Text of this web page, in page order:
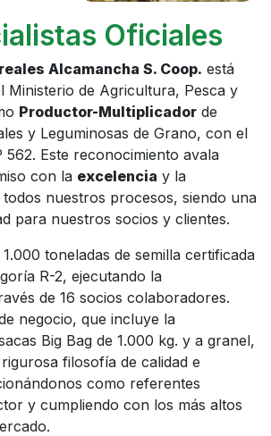
Oficiales
Alcamancha S. Coop. está
Ministerio de Agricultura, Pesca y
Productor-Multiplicador de
y Leguminosas de Grano, con el
562. Este reconocimiento avala
con la excelencia y la
nuestros procesos, siendo una
para nuestros socios y clientes.
toneladas de semilla certificada
R-2, ejecutando la
de 16 socios colaboradores.
negocio, que incluye la
Big Bag de 1.000 kg. y a granel,
filosofía de calidad e
como referentes
y cumpliendo con los más altos